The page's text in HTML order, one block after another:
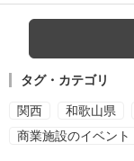
タグ・カテゴリ
関西 和歌山県
商業施設のイベント